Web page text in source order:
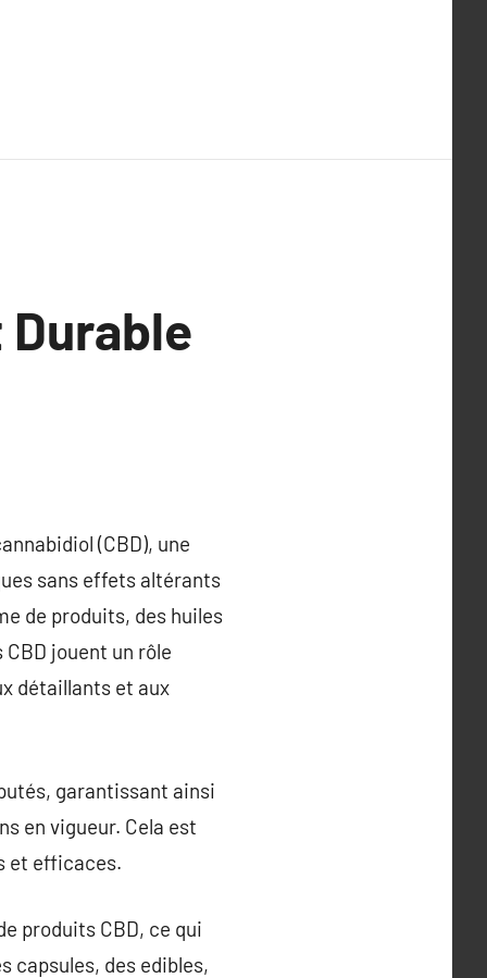
(CBD), une
sans effets altérants
de produits, des huiles
jouent un rôle
détaillants et aux
garantissant ainsi
en vigueur. Cela est
et efficaces.
produits CBD, ce qui
capsules, des edibles,